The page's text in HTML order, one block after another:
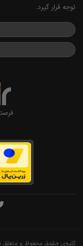
توجه قرار گیرد.